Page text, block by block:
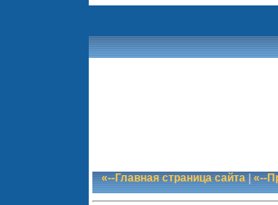
«--Главная страница сайта|«--